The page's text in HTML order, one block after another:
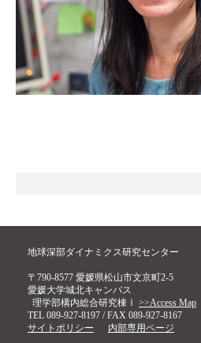
地球深部ダイナミクス研究センター
〒790-8577 愛媛県松山市文京町2-5
愛媛大学城北キャンパス
理学部構内総合研究棟Ⅰ >>Access Map
TEL 089-927-8197 / FAX 089-927-8167
サイトポリシー
内部専用ページ